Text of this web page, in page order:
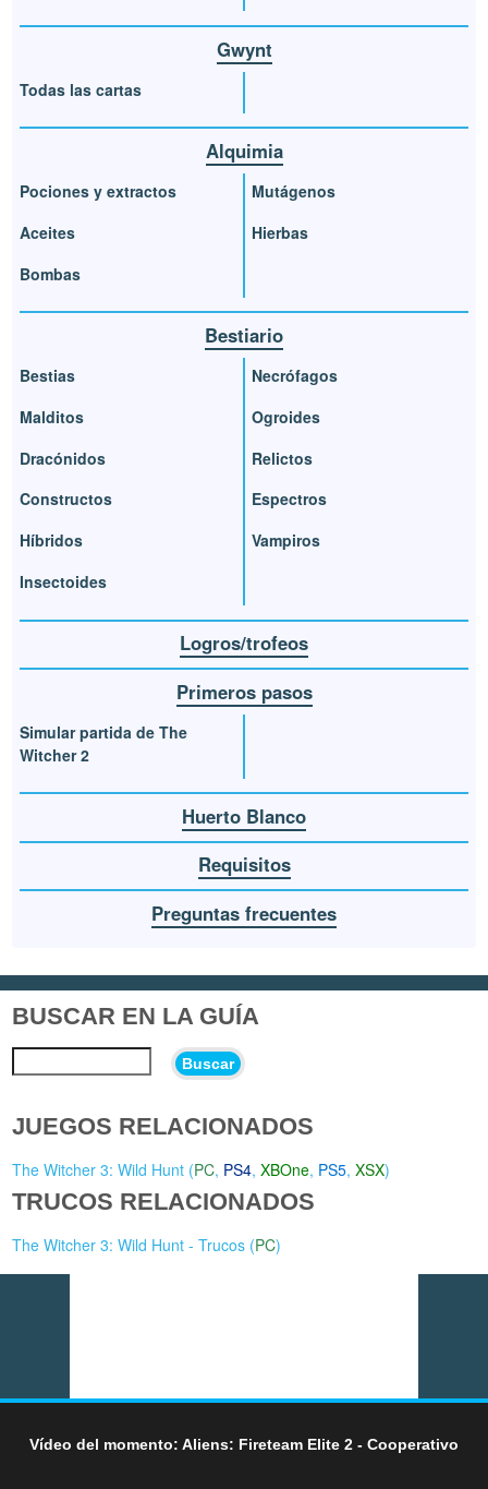
Gwynt
Todas las cartas
Alquimia
Pociones y extractos
Aceites
Bombas
Mutágenos
Hierbas
Bestiario
Bestias
Malditos
Dracónidos
Constructos
Híbridos
Insectoides
Necrófagos
Ogroides
Relictos
Espectros
Vampiros
Logros/trofeos
Primeros pasos
Simular partida de The
Witcher 2
Huerto Blanco
Requisitos
Preguntas frecuentes
BUSCAR EN LA GUÍA
Buscar
JUEGOS RELACIONADOS
The Witcher 3: Wild Hunt (PC, PS4,XBOne, PS5,XSX)
TRUCOS RELACIONADOS
The Witcher 3: Wild Hunt - Trucos (PC)
Vídeo del momento: Aliens: Fireteam Elite 2 - Cooperativo